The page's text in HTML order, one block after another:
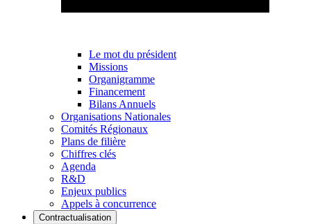
Le mot du président
Missions
Organigramme
Financement
Bilans Annuels
Organisations Nationales
Comités Régionaux
Plans de filière
Chiffres clés
Agenda
R&D
Enjeux publics
Appels à concurrence
Contractualisation